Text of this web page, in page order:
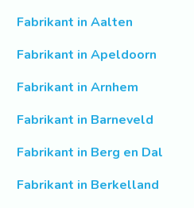
Fabrikant in Aalten
Fabrikant in Apeldoorn
Fabrikant in Arnhem
Fabrikant in Barneveld
Fabrikant in Berg en Dal
Fabrikant in Berkelland